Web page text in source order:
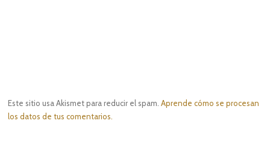
Este sitio usa Akismet para reducir el spam.Aprende cómo se procesan
los datos de tus comentarios.